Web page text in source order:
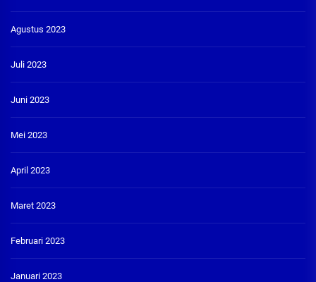
Agustus 2023
Juli 2023
Juni 2023
Mei 2023
April 2023
Maret 2023
Februari 2023
Januari 2023